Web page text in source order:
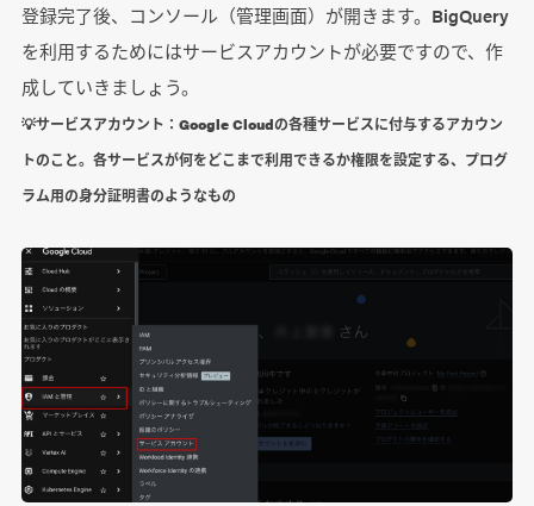
登録完了後、コンソール（管理画面）が開きます。BigQuery
を利用するためにはサービスアカウントが必要ですので、作
成していきましょう。
💡サービスアカウント：Google Cloudの各種サービスに付与するアカウン
トのこと。各サービスが何をどこまで利用できるか権限を設定する、プログ
ラム用の身分証明書のようなもの